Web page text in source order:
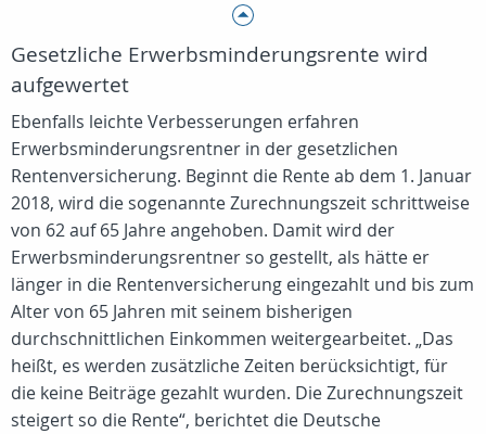
Gesetzliche Erwerbsminderungsrente wird
aufgewertet
Ebenfalls leichte Verbesserungen erfahren
Erwerbsminderungsrentner in der gesetzlichen
Rentenversicherung. Beginnt die Rente ab dem 1. Januar
2018, wird die sogenannte Zurechnungszeit schrittweise
von 62 auf 65 Jahre angehoben. Damit wird der
Erwerbsminderungsrentner so gestellt, als hätte er
länger in die Rentenversicherung eingezahlt und bis zum
Alter von 65 Jahren mit seinem bisherigen
durchschnittlichen Einkommen weitergearbeitet. „Das
heißt, es werden zusätzliche Zeiten berücksichtigt, für
die keine Beiträge gezahlt wurden. Die Zurechnungszeit
steigert so die Rente“, berichtet die Deutsche